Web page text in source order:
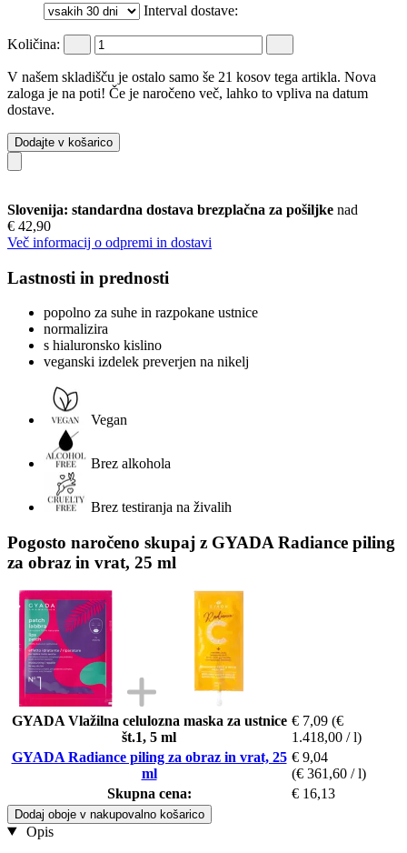
Interval dostave:
Količina:
V našem skladišču je ostalo samo še 21 kosov tega artikla. Nova
zaloga je na poti! Če je naročeno več, lahko to vpliva na datum
dostave.
Dodajte v košarico
Slovenija: standardna dostava brezplačna za pošiljke nad
€ 42,90
Več informacij o odpremi in dostavi
Lastnosti in prednosti
popolno za suhe in razpokane ustnice
normalizira
s hialuronsko kislino
veganski izdelek preverjen na nikelj
Vegan
Brez alkohola
Brez testiranja na živalih
Pogosto naročeno skupaj z GYADA Radiance piling
za obraz in vrat, 25 ml
GYADA Vlažilna celulozna maska za ustnice
št.1, 5 ml
€ 7,09 (€
1.418,00 / l)
GYADA Radiance piling za obraz in vrat, 25
ml
€ 9,04
(€ 361,60 / l)
Skupna cena:
€ 16,13
Dodaj oboje v nakupovalno košarico
Opis